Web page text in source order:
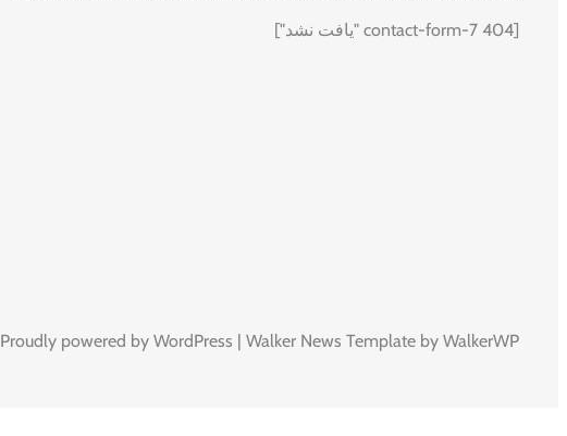
[contact-form-7 404 "یافت نشد"]
Proudly powered by WordPress | Walker News Template by WalkerWP